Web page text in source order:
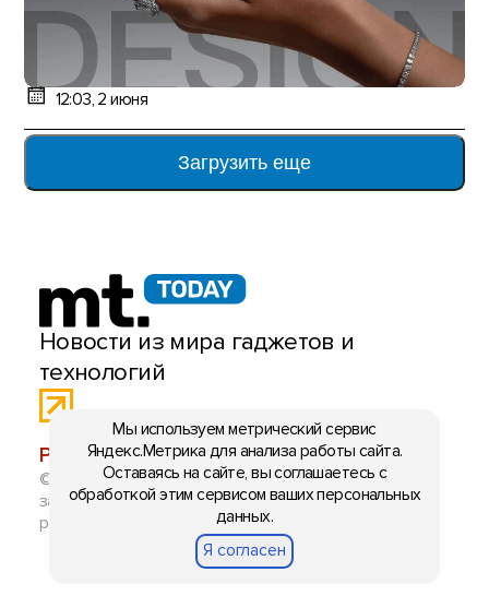
12:03, 2 июня
Загрузить еще
Новости из мира гаджетов и
технологий
РЕКЛАМА:mobiltelefon.ru@gmail.com
© 2006-2026 mt.today \ mobiltelefon.ru. Все права
защищены. Использование материалов с сайта
разрешено при указании ссылки на данный ресурс.
Мы используем метрический сервис
Яндекс.Метрика для анализа работы сайта.
Оставаясь на сайте, вы соглашаетесь с
обработкой этим сервисом ваших персональных
данных.
Я согласен